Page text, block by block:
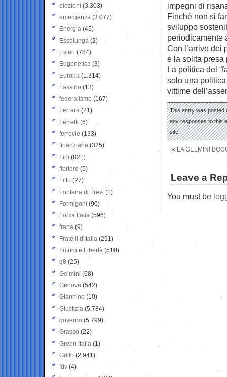
impegni di
Finchè non si
sviluppo
periodicamente
Con l’arrivo dei
e la solita presa
La politica del
solo una
vittime
This entry was posted
any responses to this
site.
« LA GELMINI
Leave a
You must be
elezioni (3.303)
emergenza (3.077)
Energia (45)
Esselunga (2)
Esteri (784)
Eugenetica (3)
Europa (1.314)
Fassino (13)
federalismo (167)
Ferrara (21)
Ferretti (6)
ferrovie (133)
finanziaria (325)
Fini (821)
fioriere (5)
Fitto (27)
Fontana di Trevi (1)
Formigoni (90)
Forza Italia (596)
frana (9)
Fratelli d'Italia (291)
Futuro e Libertà (510)
g8 (25)
Gelmini (68)
Genova (542)
Giannino (10)
Giustizia (5.784)
governo (5.799)
Grasso (22)
Green Italia (1)
Grillo (2.941)
Idv (4)